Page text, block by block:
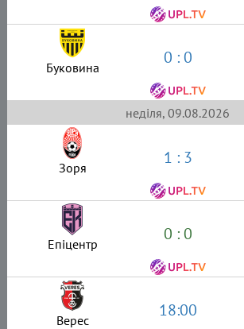
Буковина 0 : 0
неділя, 09.08.2026
Зоря 1 : 3
Епіцентр 0 : 0
Верес 18:00